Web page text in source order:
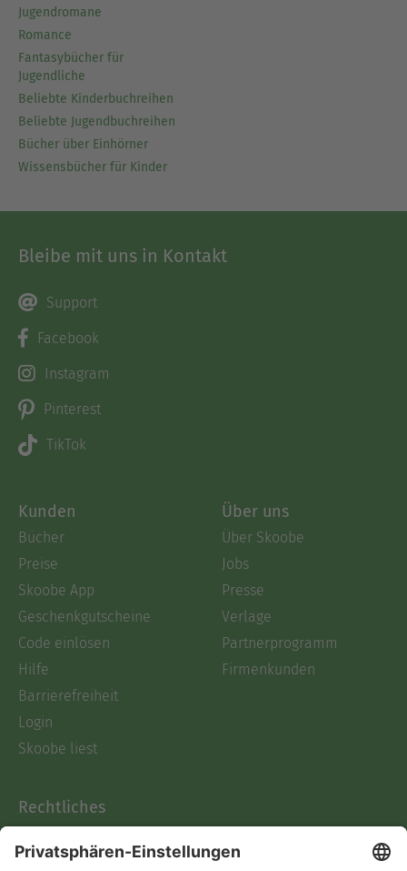
Jugendromane
Romance
Fantasybücher für
Jugendliche
Beliebte Kinderbuchreihen
Beliebte Jugendbuchreihen
Bücher über Einhörner
Wissensbücher für Kinder
Bleibe mit uns in Kontakt
Support
Facebook
Instagram
Pinterest
TikTok
Kunden
Bücher
Preise
Skoobe App
Geschenkgutscheine
Code einlösen
Hilfe
Barrierefreiheit
Login
Skoobe liest
Über uns
Über Skoobe
Jobs
Presse
Verlage
Partnerprogramm
Firmenkunden
Rechtliches
AGB